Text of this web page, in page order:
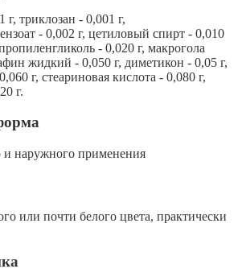
триклозан - 0,001 г,
- 0,002 г, цетиловый спирт - 0,010
- 0,020 г, макрогола
жидкий - 0,050 г, диметикон - 0,05 г,
г, стеариновая кислота - 0,080 г,
г.
и наружного применения
или почти белого цвета, практически